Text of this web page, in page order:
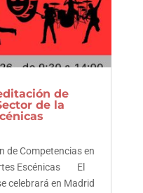
de
de la
de Competencias en
Escénicas El
celebrará en Madrid